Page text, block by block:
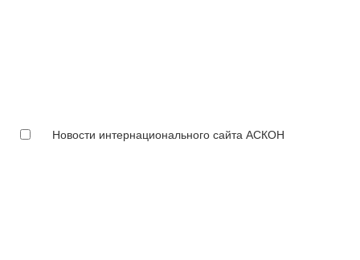
Новости интернационального сайта АСКОН